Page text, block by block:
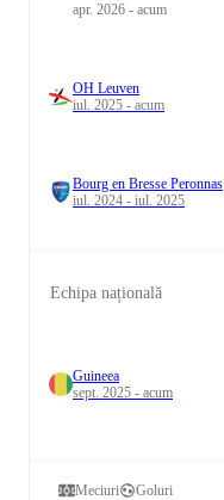
apr. 2026 - acum
OH Leuven
iul. 2025 - acum
Bourg en Bresse Peronnas
iul. 2024 - iul. 2025
Echipa națională
Guineea
sept. 2025 - acum
Meciuri Goluri